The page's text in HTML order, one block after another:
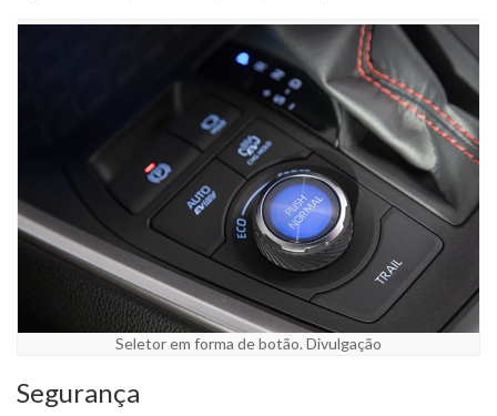
Seletor em forma de botão. Divulgação
Segurança